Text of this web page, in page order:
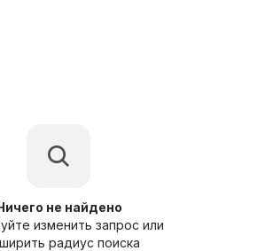
не найдено
изменить запрос или
радиус поиска